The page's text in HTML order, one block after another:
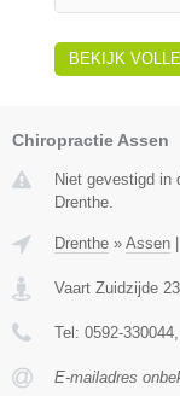
BEKIJK
Chiropractie Assen
Niet gevestigd in
Drenthe.
Drenthe » Assen
Vaart Zuidzijde 23
Tel: 0592-330044
E-mailadres